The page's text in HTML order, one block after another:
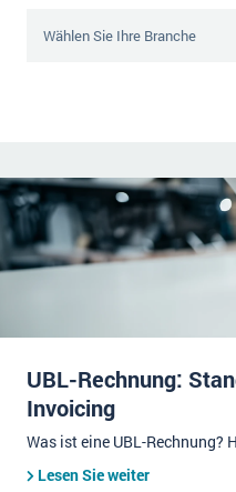
UBL-Rechnung:
Invoicing
Was ist eine UBL-Rechnung?
Lesen Sie weiter